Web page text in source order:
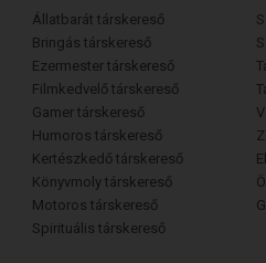
Állatbarát társkereső
Bringás társkereső
Ezermester társkereső
Filmkedvelő társkereső
Gamer társkereső
Humoros társkereső
Kertészkedő társkereső
Könyvmoly társkereső
Motoros társkereső
Spirituális társkereső